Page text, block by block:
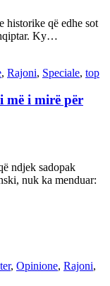
historike që edhe sot
Ky…
, Rajoni, Speciale, top
më i mirë për
ndjek sadopak
nuk ka menduar:
, Opinione, Rajoni,